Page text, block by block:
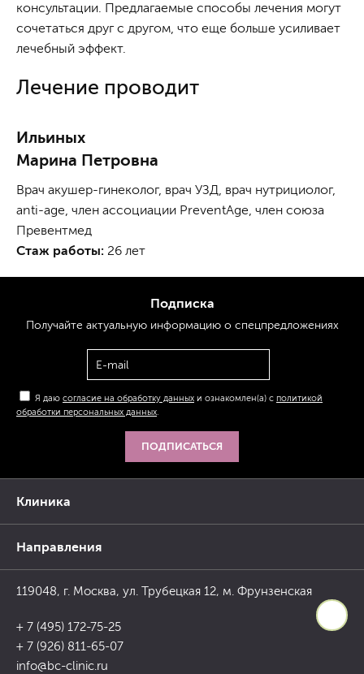
консультации. Предлагаемые способы лечения могут
сочетаться друг с другом, что еще больше усиливает
лечебный эффект.
Лечение проводит
Ильиных
Марина Петровна
Врач акушер-гинеколог, врач УЗД, врач нутрициолог,
anti-age, член ассоциации PreventAge, член союза
Превентмед
Стаж работы: 26 лет
Клиника
Направления
119048, г. Москва, ул. Трубецкая 12, м. Фрунзенская
+ 7 (495) 172-75-25
+ 7 (926) 811-65-07
info@bc-clinic.ru
Подписка
Получайте актуальнуюинформациюо спецпредложениях
Я даю согласие на обработку данных и ознакомлен(а) с политикой
обработки персональных данных
ПОДПИСАТЬСЯ